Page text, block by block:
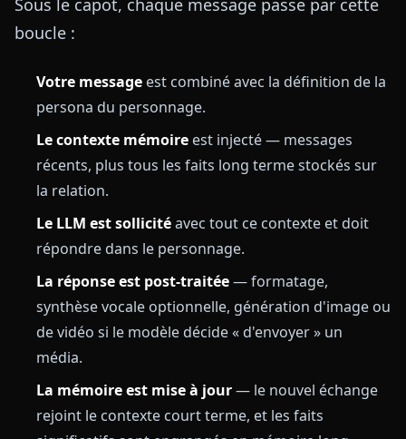
Sous le capot, chaque message passe par cette
boucle :
Votre message est combiné avec la définition de la
persona du personnage.
Le contexte mémoire est injecté — messages
récents, plus tous les faits long terme stockés sur
la relation.
Le LLM est sollicitéavec tout ce contexte et doit
répondre dans le personnage.
La réponse est post-traitée— formatage,
synthèse vocale optionnelle, génération d'image ou
de vidéo si le modèle décide « d'envoyer » un
média.
La mémoire est mise à jour— le nouvel échange
rejoint le contexte court terme, et les faits